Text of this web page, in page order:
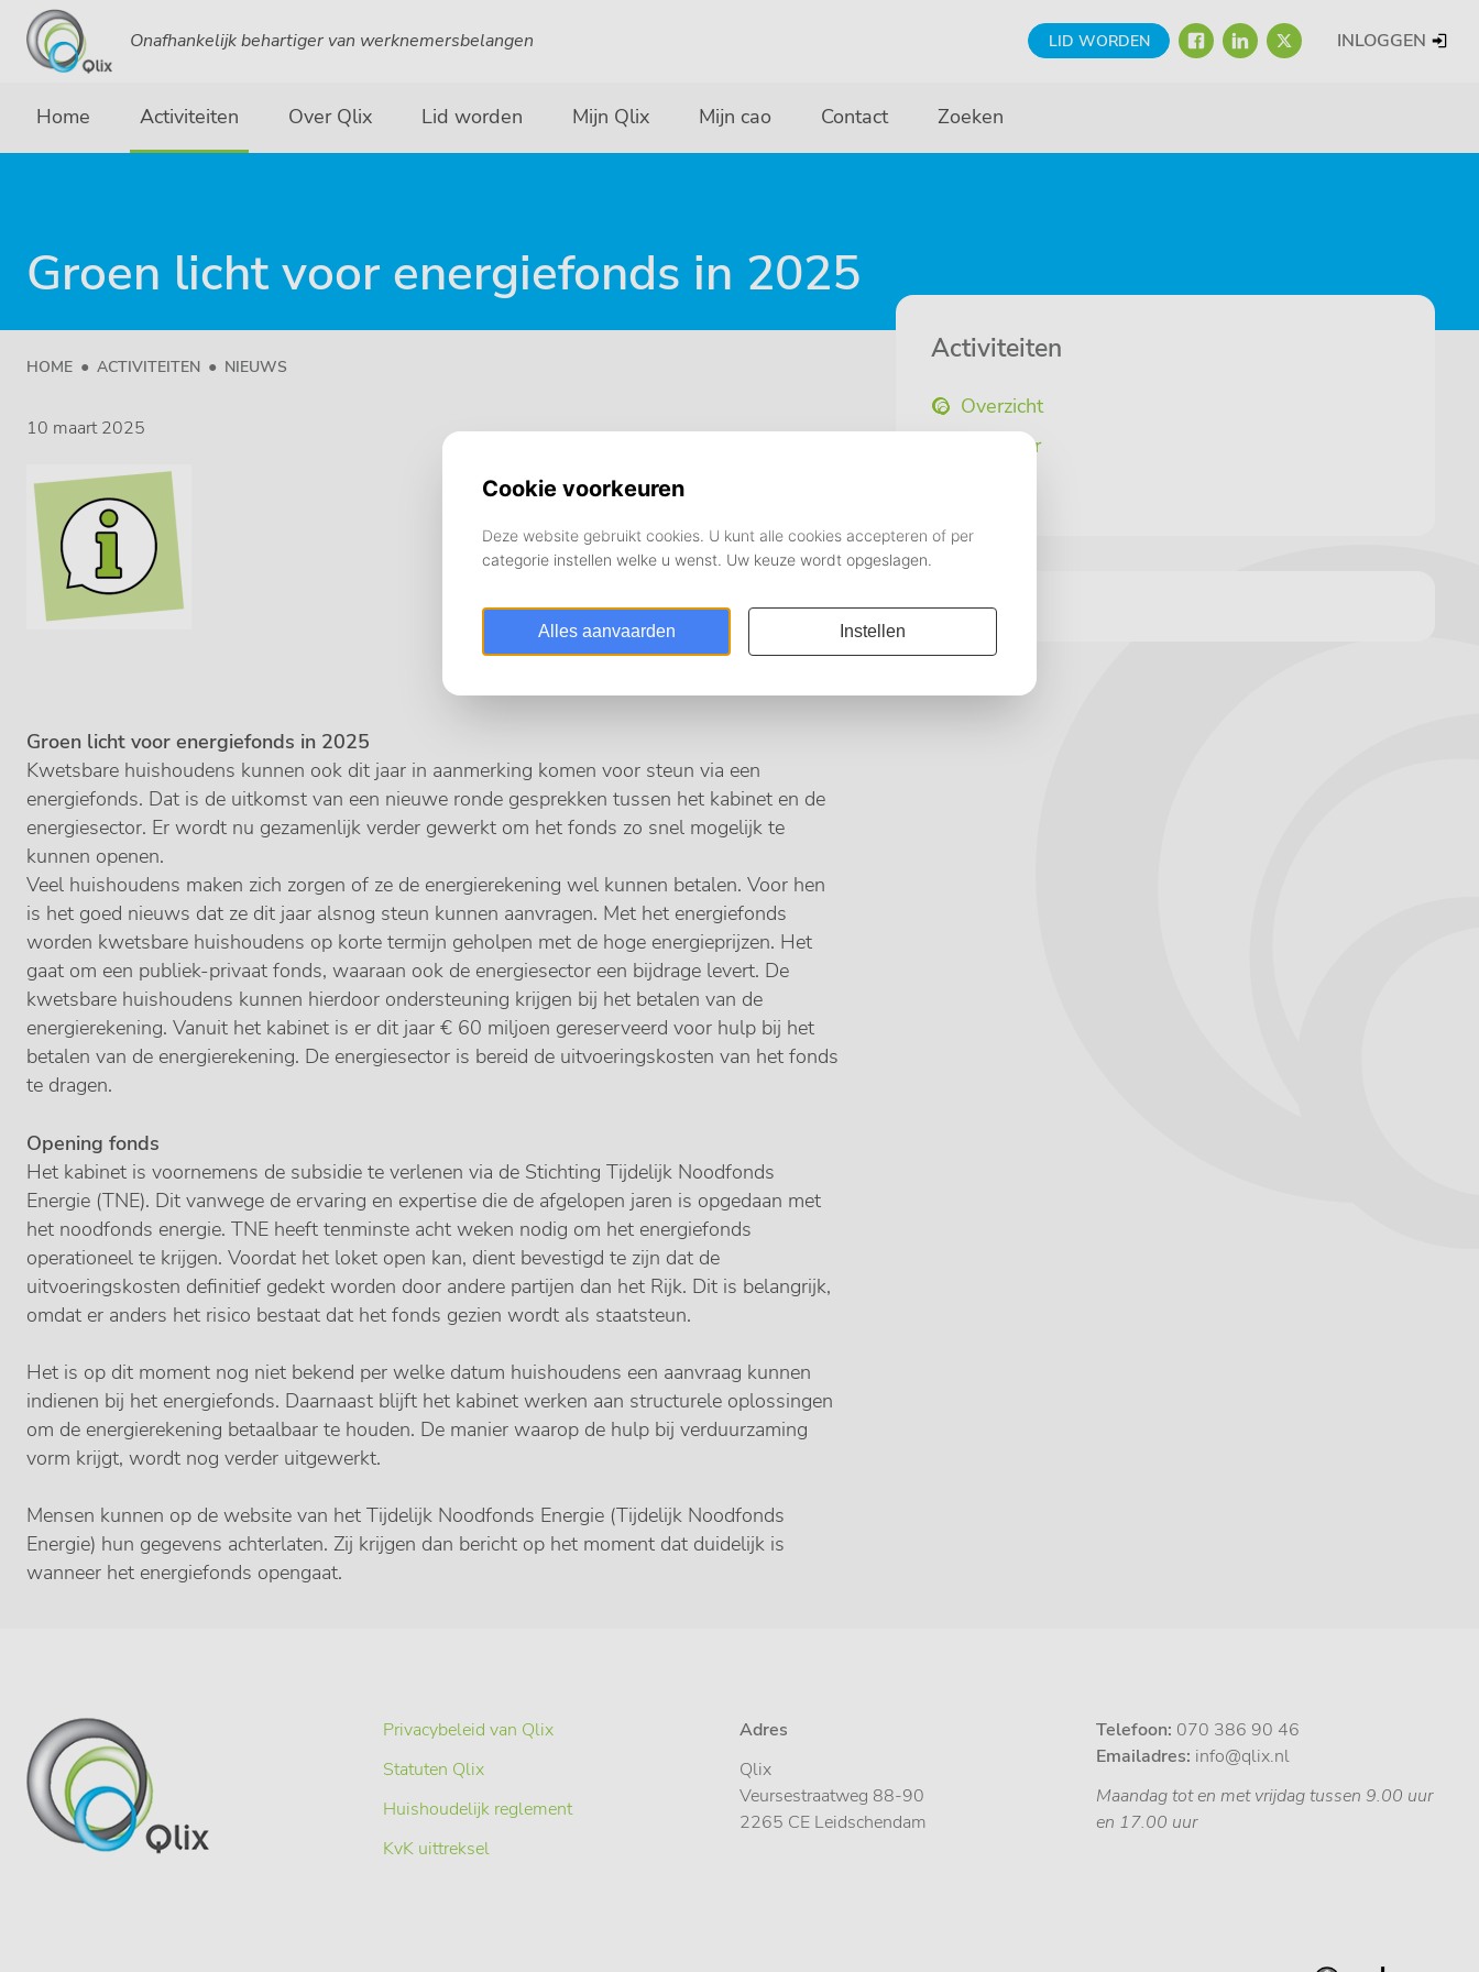
LID WORDEN FACEBOOK
LINKEDINTWITTER
INLOGGEN
Onafhankelijk behartiger van werknemersbelangen
Home Activiteiten Over Qlix Lid worden Mijn Qlix Mijn cao Contact Zoeken
HOME ACTIVITEITEN NIEUWS
Groen licht voor energiefonds in 2025
10 maart 2025
Groen licht voor energiefonds in 2025
Kwetsbare huishoudens kunnen ook dit jaar in aanmerking komen voor steun via een
energiefonds. Dat is de uitkomst van een nieuwe ronde gesprekken tussen het kabinet en de
energiesector. Er wordt nu gezamenlijk verder gewerkt om het fonds zo snel mogelijk te
kunnen openen.
Veel huishoudens maken zich zorgen of ze de energierekening wel kunnen betalen. Voor hen
is het goed nieuws dat ze dit jaar alsnog steun kunnen aanvragen. Met het energiefonds
worden kwetsbare huishoudens op korte termijn geholpen met de hoge energieprijzen. Het
gaat om een publiek-privaat fonds, waaraan ook de energiesector een bijdrage levert. De
kwetsbare huishoudens kunnen hierdoor ondersteuning krijgen bij het betalen van de
energierekening. Vanuit het kabinet is er dit jaar € 60 miljoen gereserveerd voor hulp bij het
betalen van de energierekening. De energiesector is bereid de uitvoeringskosten van het fonds
te dragen.
Opening fonds
Het kabinet is voornemens de subsidie te verlenen via de Stichting Tijdelijk Noodfonds
Energie (TNE). Dit vanwege de ervaring en expertise die de afgelopen jaren is opgedaan met
het noodfonds energie. TNE heeft tenminste acht weken nodig om het energiefonds
operationeel te krijgen. Voordat het loket open kan, dient bevestigd te zijn dat de
uitvoeringskosten definitief gedekt worden door andere partijen dan het Rijk. Dit is belangrijk,
omdat er anders het risico bestaat dat het fonds gezien wordt als staatsteun.
Het is op dit moment nog niet bekend per welke datum huishoudens een aanvraag kunnen
indienen bij het energiefonds. Daarnaast blijft het kabinet werken aan structurele oplossingen
om de energierekening betaalbaar te houden. De manier waarop de hulp bij verduurzaming
vorm krijgt, wordt nog verder uitgewerkt.
Mensen kunnen op de website van het Tijdelijk Noodfonds Energie (Tijdelijk Noodfonds
Energie) hun gegevens achterlaten. Zij krijgen dan bericht op het moment dat duidelijk is
wanneer het energiefonds opengaat.
Activiteiten
Overzicht
Kalender
Privacybeleid van Qlix
Statuten Qlix
Huishoudelijk reglement
KvK uittreksel
Adres
Qlix
Veursestraatweg 88-90
2265 CE Leidschendam
Telefoon: 070 386 90 46
Emailadres: info@qlix.nl
Maandag tot en met vrijdag tussen 9.00 uur
en 17.00 uur